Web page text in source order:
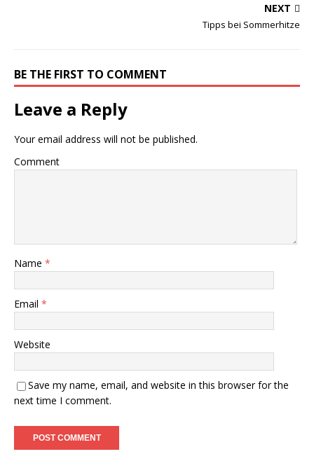
NEXT
Tipps bei Sommerhitze
BE THE FIRST TO COMMENT
Leave a Reply
Your email address will not be published.
Comment
Name *
Email *
Website
Save my name, email, and website in this browser for the
next time I comment.